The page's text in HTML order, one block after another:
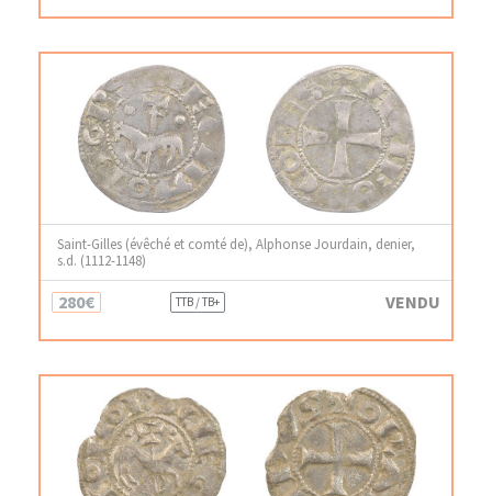
Saint-Gilles (évêché et comté de), Alphonse Jourdain, denier,
s.d. (1112-1148)
280€ TTB / TB+ VENDU